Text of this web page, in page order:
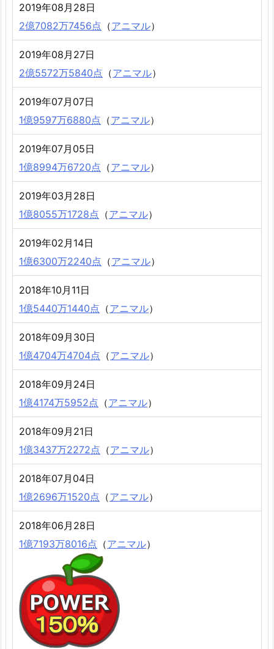
2019年08月28日
2億7082万7456点 （アニマル）
2019年08月27日
2億5572万5840点 （アニマル）
2019年07月07日
1億9597万6880点 （アニマル）
2019年07月05日
1億8994万6720点 （アニマル）
2019年03月28日
1億8055万1728点 （アニマル）
2019年02月14日
1億6300万2240点 （アニマル）
2018年10月11日
1億5440万1440点 （アニマル）
2018年09月30日
1億4704万4704点 （アニマル）
2018年09月24日
1億4174万5952点 （アニマル）
2018年09月21日
1億3437万2272点 （アニマル）
2018年07月04日
1億2696万1520点 （アニマル）
2018年06月28日
1億7193万8016点 （アニマル）